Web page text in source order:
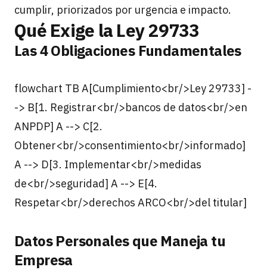
cumplir, priorizados por urgencia e impacto.
Qué Exige la Ley 29733
Las 4 Obligaciones Fundamentales
flowchart TB A[Cumplimiento<br/>Ley 29733] -
-> B[1. Registrar<br/>bancos de datos<br/>en
ANPDP] A --> C[2.
Obtener<br/>consentimiento<br/>informado]
A --> D[3. Implementar<br/>medidas
de<br/>seguridad] A --> E[4.
Respetar<br/>derechos ARCO<br/>del titular]
Datos Personales que Maneja tu
Empresa